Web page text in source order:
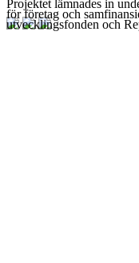
Projektet lämnades in
för företag och
utvecklingsfonden och